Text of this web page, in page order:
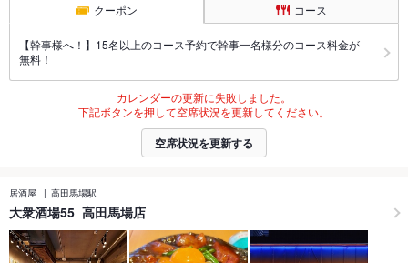
クーポン コース
【幹事様へ！】15名以上のコース予約で幹事一名様分のコース料金が
無料！
カレンダーの更新に失敗しました。
下記ボタンを押して空席状況を更新してください。
空席状況を更新する
居酒屋 高田馬場駅
大衆酒場55 高田馬場店